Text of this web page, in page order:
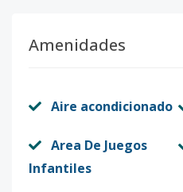
Amenidades
Aire acondicionado
Area De Juegos
Infantiles